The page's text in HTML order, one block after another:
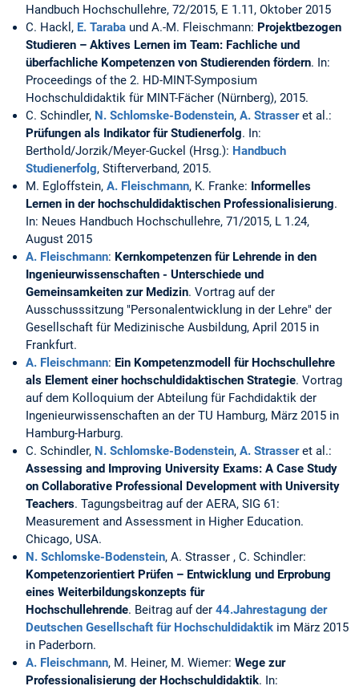
Handbuch Hochschullehre, 72/2015, E 1.11, Oktober 2015
C. Hackl, E. Taraba und A.-M. Fleischmann: Projektbezogen
Studieren – Aktives Lernen im Team: Fachliche und
überfachliche Kompetenzen von Studierenden fördern. In:
Proceedings of the 2. HD-MINT-Symposium
Hochschuldidaktik für MINT-Fächer (Nürnberg), 2015.
C. Schindler, N. Schlomske-Bodenstein, A. Strasseret al.:
Prüfungen als Indikator für Studienerfolg. In:
Berthold/Jorzik/Meyer-Guckel (Hrsg.): Handbuch
Studienerfolg, Stifterverband, 2015.
M. Egloffstein, A. Fleischmann, K. Franke: Informelles
Lernen in der hochschuldidaktischen Professionalisierung.
In: Neues Handbuch Hochschullehre, 71/2015, L 1.24,
August 2015
A. Fleischmann: Kernkompetenzen für Lehrende in den
Ingenieurwissenschaften - Unterschiede und
Gemeinsamkeiten zur Medizin. Vortrag auf der
Ausschusssitzung "Personalentwicklung in der Lehre" der
Gesellschaft für Medizinische Ausbildung, April 2015 in
Frankfurt.
A. Fleischmann: Ein Kompetenzmodell für Hochschullehre
als Element einer hochschuldidaktischen Strategie. Vortrag
auf dem Kolloquium der Abteilung für Fachdidaktik der
Ingenieurwissenschaften an der TU Hamburg, März 2015 in
Hamburg-Harburg.
C. Schindler, N. Schlomske-Bodenstein, A. Strasseret al.:
Assessing and Improving University Exams: A Case Study
on Collaborative Professional Development with University
Teachers. Tagungsbeitrag auf der AERA, SIG 61:
Measurement and Assessment in Higher Education.
Chicago, USA.
N. Schlomske-Bodenstein, A. Strasser , C. Schindler:
Kompetenzorientiert Prüfen – Entwicklung und Erprobung
eines Weiterbildungskonzepts für
Hochschullehrende. Beitrag auf der 44.Jahrestagung der
Deutschen Gesellschaft für Hochschuldidaktik im März 2015
in Paderborn.
A. Fleischmann, M. Heiner, M. Wiemer: Wege zur
Professionalisierung der Hochschuldidaktik. In: